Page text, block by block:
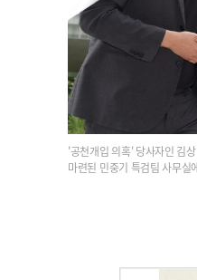
'공천개입 의혹' 당사자인 김
마련된 민중기 특검팀 사무